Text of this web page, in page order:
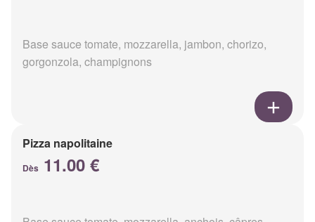
Base sauce tomate, mozzarella, jambon, chorizo,
gorgonzola, champignons
Pizza napolitaine
Dès 11.00 €